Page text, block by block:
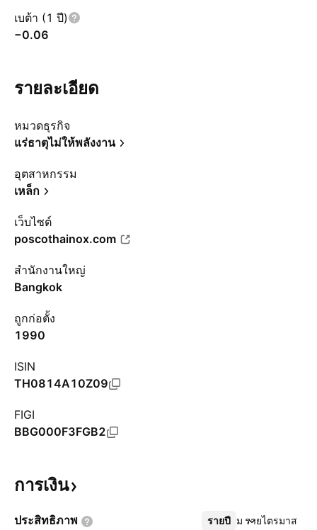
เบต้า (1 ปี)
−0.06
รายละเอียด
หมวดธุรกิจ
แร่ธาตุไม่ให้พลังงาน
อุตสาหกรรม
เหล็ก
เว็บไซต์
poscothainox.com
สำนักงานใหญ่
Bangkok
ถูกก่อตั้ง
1990
ISIN
TH0814A10Z09
FIGI
BBG000F3FGB2
การเงิน
ประสิทธิภาพ รายปี รายไตรมาส
เพิ่มเติม